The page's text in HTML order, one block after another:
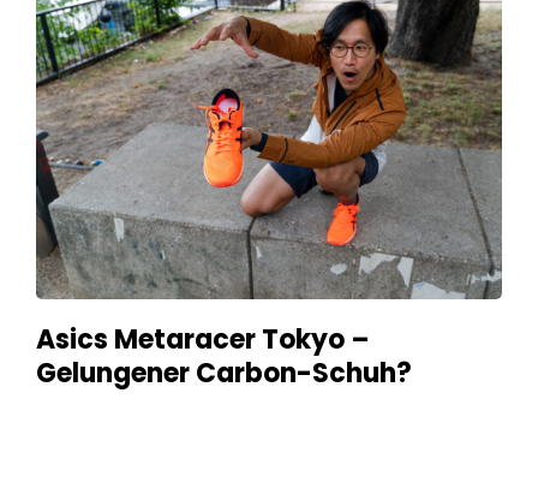
Asics Metaracer Tokyo –
Gelungener Carbon-Schuh?